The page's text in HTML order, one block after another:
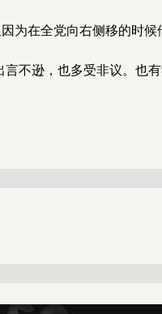
为在全党向右侧移的时
不逊，也多受非议。也